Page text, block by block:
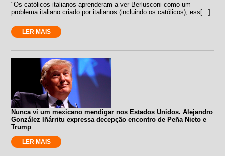
"Os católicos italianos aprenderam a ver Berlusconi como um
problema italiano criado por italianos (incluindo os católicos); ess[...]
LER MAIS
Nunca vi um mexicano mendigar nos Estados Unidos. Alejandro
González Iñárritu expressa decepção encontro de Peña Nieto e
Trump
LER MAIS